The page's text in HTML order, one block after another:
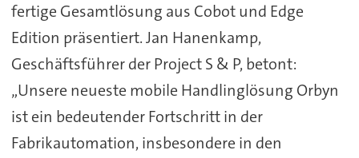
fertige Gesamtlösung aus Cobot und Edge
Edition präsentiert. Jan Hanenkamp,
Geschäftsführer der Project S & P, betont:
„Unsere neueste mobile Handlinglösung Orbyn
ist ein bedeutender Fortschritt in der
Fabrikautomation, insbesondere in den